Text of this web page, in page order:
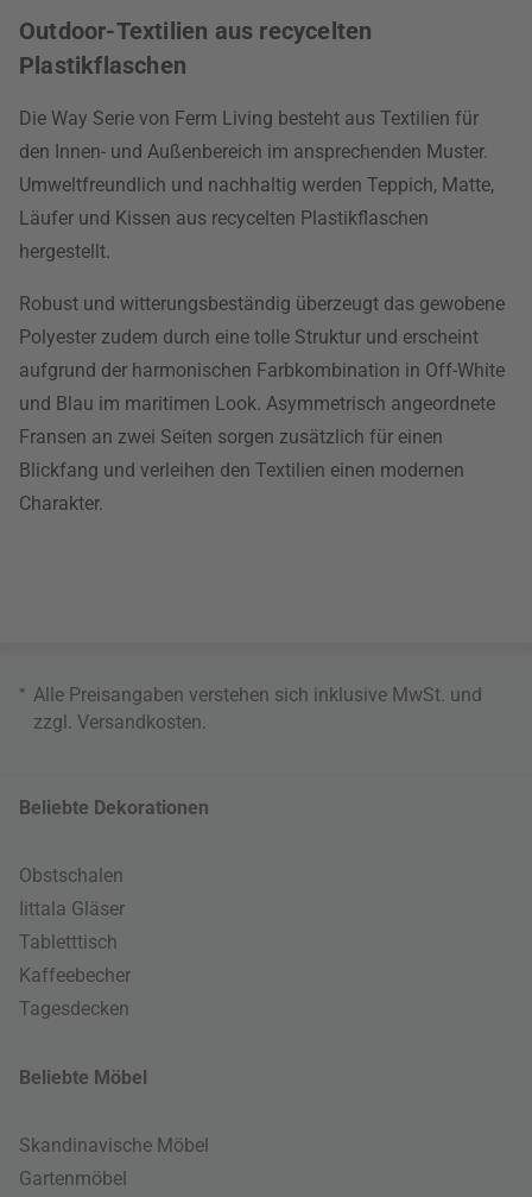
Outdoor-Textilien aus recycelten
Plastikflaschen
Die Way Serie von Ferm Living besteht aus Textilien für
den Innen- und Außenbereich im ansprechenden Muster.
Umweltfreundlich und nachhaltig werden Teppich, Matte,
Läufer und Kissen aus recycelten Plastikflaschen
hergestellt.
Robust und witterungsbeständig überzeugt das gewobene
Polyester zudem durch eine tolle Struktur und erscheint
aufgrund der harmonischen Farbkombination in Off-White
und Blau im maritimen Look. Asymmetrisch angeordnete
Fransen an zwei Seiten sorgen zusätzlich für einen
Blickfang und verleihen den Textilien einen modernen
Charakter.
* Alle Preisangaben verstehen sich inklusive MwSt. und
zzgl. Versandkosten.
Beliebte Dekorationen
Obstschalen
Iittala Gläser
Tabletttisch
Kaffeebecher
Tagesdecken
Beliebte Möbel
Skandinavische Möbel
Gartenmöbel